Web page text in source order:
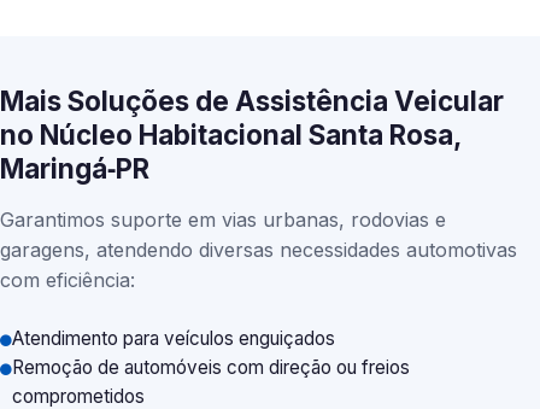
Mais Soluções de Assistência Veicular
no Núcleo Habitacional Santa Rosa,
Maringá‑PR
Garantimos suporte em vias urbanas, rodovias e
garagens, atendendo diversas necessidades automotivas
com eficiência:
Atendimento para veículos enguiçados
Remoção de automóveis com direção ou freios
comprometidos